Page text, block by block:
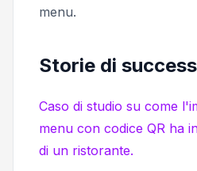
menu.
Storie di
Caso di studio su come
menu con codice QR ha
di un ristorante.